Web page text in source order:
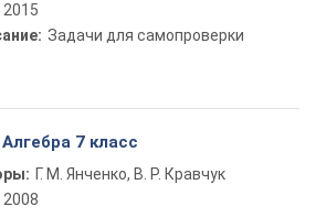
2015
Задачи для самопроверки
7 класс
Г. М. Янченко, В. Р. Кравчук
2008